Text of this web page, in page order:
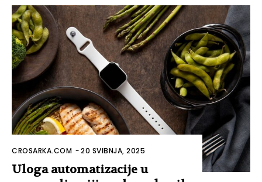
CROSARKA.COM -20 SVIBNJA, 2025
Uloga automatizacije u